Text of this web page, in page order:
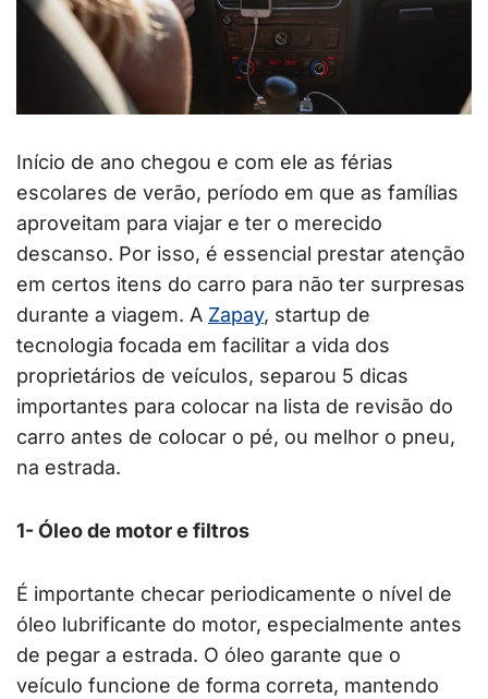
Início de ano chegou e com ele as férias
escolares de verão, período em que as famílias
aproveitam para viajar e ter o merecido
descanso. Por isso, é essencial prestar atenção
em certos itens do carro para não ter surpresas
durante a viagem. A Zapay, startup de
tecnologia focada em facilitar a vida dos
proprietários de veículos, separou 5 dicas
importantes para colocar na lista de revisão do
carro antes de colocar o pé, ou melhor o pneu,
na estrada.
1- Óleo de motor e filtros
É importante checar periodicamente o nível de
óleo lubrificante do motor, especialmente antes
de pegar a estrada. O óleo garante que o
veículo funcione de forma correta, mantendo